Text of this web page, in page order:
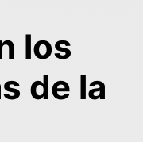
los
de la